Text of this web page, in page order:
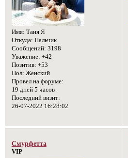
Имя: Таня Я
Откуда: Нальчик
Сообщений: 3198
Уважение: +42
Позитив: +53
Пол: Женский
Провел на форуме:
19 дней 5 часов
Последний визит:
26-07-2022 16:28:02
Смурфетта
VIP